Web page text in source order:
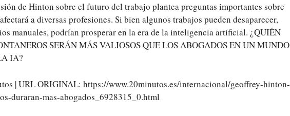
de Hinton sobre el futuro del trabajo plantea preguntas importantes sobre
a diversas profesiones. Si bien algunos trabajos pueden desaparecer,
manuales, podrían prosperar en la era de la inteligencia artificial. ¿QUIÉN
SERÁN MÁS VALIOSOS QUE LOS ABOGADOS EN UN MUNDO
IA?
| URL ORIGINAL: https://www.20minutos.es/internacional/geoffrey-hinton-
duraran-mas-abogados_6928315_0.html